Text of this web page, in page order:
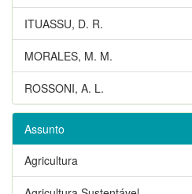
ITUASSU, D. R.
MORALES, M. M.
ROSSONI, A. L.
Assunto
Agricultura